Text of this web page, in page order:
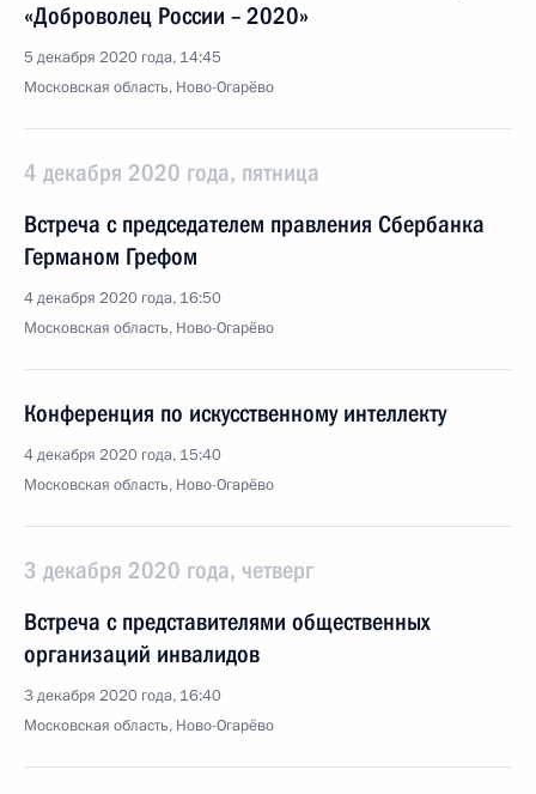
«Доброволец России – 2020»
5 декабря 2020 года, 14:45
Московская область, Ново-Огарёво
4 декабря 2020 года, пятница
Встреча с председателем правления Сбербанка
Германом Грефом
4 декабря 2020 года, 16:50
Московская область, Ново-Огарёво
Конференция по искусственному интеллекту
4 декабря 2020 года, 15:40
Московская область, Ново-Огарёво
3 декабря 2020 года, четверг
Встреча с представителями общественных
организаций инвалидов
3 декабря 2020 года, 16:40
Московская область, Ново-Огарёво